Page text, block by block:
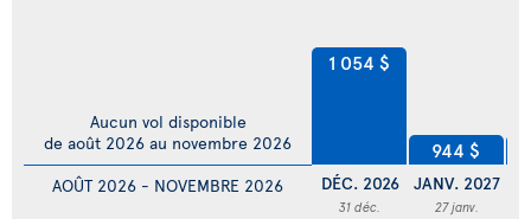
AOÛT 2026 - NOVEMBRE 2026
Aucun vol disponible
de août 2026 au novembre 2026
1 054 $
DÉC. 2026
31 déc.
944 $
JANV. 2027
27 janv.